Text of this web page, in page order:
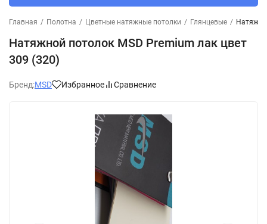
Главная / Полотна / Цветные натяжные потолки / Глянцевые /
Натяжной потолок MSD Premium лак цвет
309 (320)
Бренд:MSD Избранное Сравнение